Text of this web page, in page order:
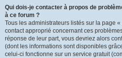
Qui dois-je contacter à propos de
à ce forum ?
Tous les administrateurs listés sur la page
contact approprié concernant ces
réponse de leur part, vous devriez alors
(dont les informations sont disponibles
celui-ci fonctionne sur un service gratuit